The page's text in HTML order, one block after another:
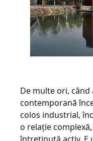
De multe ori,
contemporană
colos industrial,
o relație